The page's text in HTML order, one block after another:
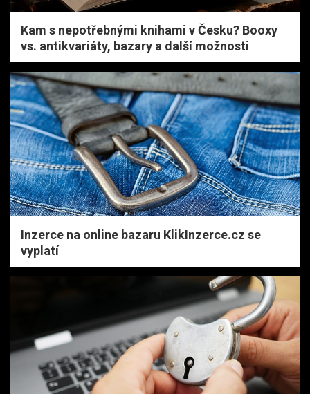
Kam s nepotřebnými knihami v Česku? Booxy
vs. antikvariáty, bazary a další možnosti
Inzerce na online bazaru KlikInzerce.cz se
vyplatí